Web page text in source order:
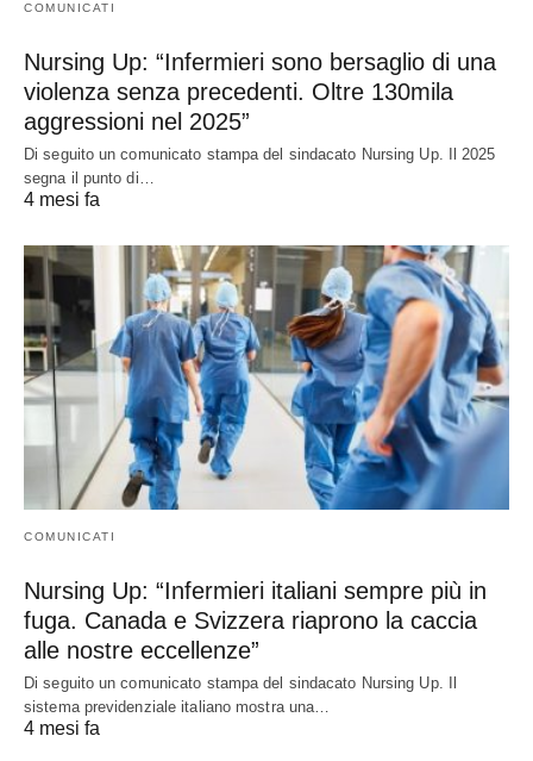
COMUNICATI
Nursing Up: “Infermieri sono bersaglio di una
violenza senza precedenti. Oltre 130mila
aggressioni nel 2025”
Di seguito un comunicato stampa del sindacato Nursing Up. Il 2025
segna il punto di…
4 mesi fa
COMUNICATI
Nursing Up: “Infermieri italiani sempre più in
fuga. Canada e Svizzera riaprono la caccia
alle nostre eccellenze”
Di seguito un comunicato stampa del sindacato Nursing Up. Il
sistema previdenziale italiano mostra una…
4 mesi fa